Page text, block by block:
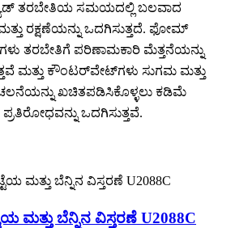
ತರಬೇತಿಯ ಸಮಯದಲ್ಲಿ ಬಲವಾದ
ರಕ್ಷಣೆಯನ್ನು ಒದಗಿಸುತ್ತದೆ. ಫೋಮ್
ತರಬೇತಿಗೆ ಪರಿಣಾಮಕಾರಿ ಮೆತ್ತನೆಯನ್ನು
ಮತ್ತು ಕೌಂಟರ್‌ವೇಟ್‌ಗಳು ಸುಗಮ ಮತ್ತು
ಚಲನೆಯನ್ನು ಖಚಿತಪಡಿಸಿಕೊಳ್ಳಲು ಕಡಿಮೆ
ಒದಗಿಸುತ್ತವೆ.
ಮತ್ತು ಬೆನ್ನಿನ ವಿಸ್ತರಣೆ U2088C